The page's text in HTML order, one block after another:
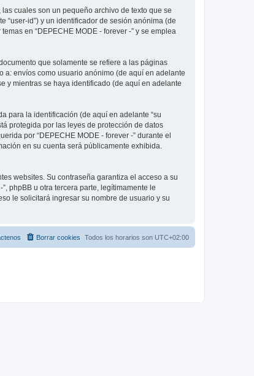
cuales son un pequeño archivo de texto que se
id”) y un identificador de sesión anónima (de
en “DEPECHE MODE - forever -” y se emplea
que solamente se refiere a las páginas
a: envíos como usuario anónimo (de aquí en adelante
y mientras se haya identificado (de aquí en adelante
para la identificación (de aquí en adelante “su
protegida por las leyes de protección de datos
por “DEPECHE MODE - forever -” durante el
en su cuenta será públicamente exhibida.
websites. Su contraseña garantiza el acceso a su
phpBB u otra tercera parte, legítimamente le
le solicitará ingresar su nombre de usuario y su
Todos los horarios son UTC+02:00
Borrar cookies